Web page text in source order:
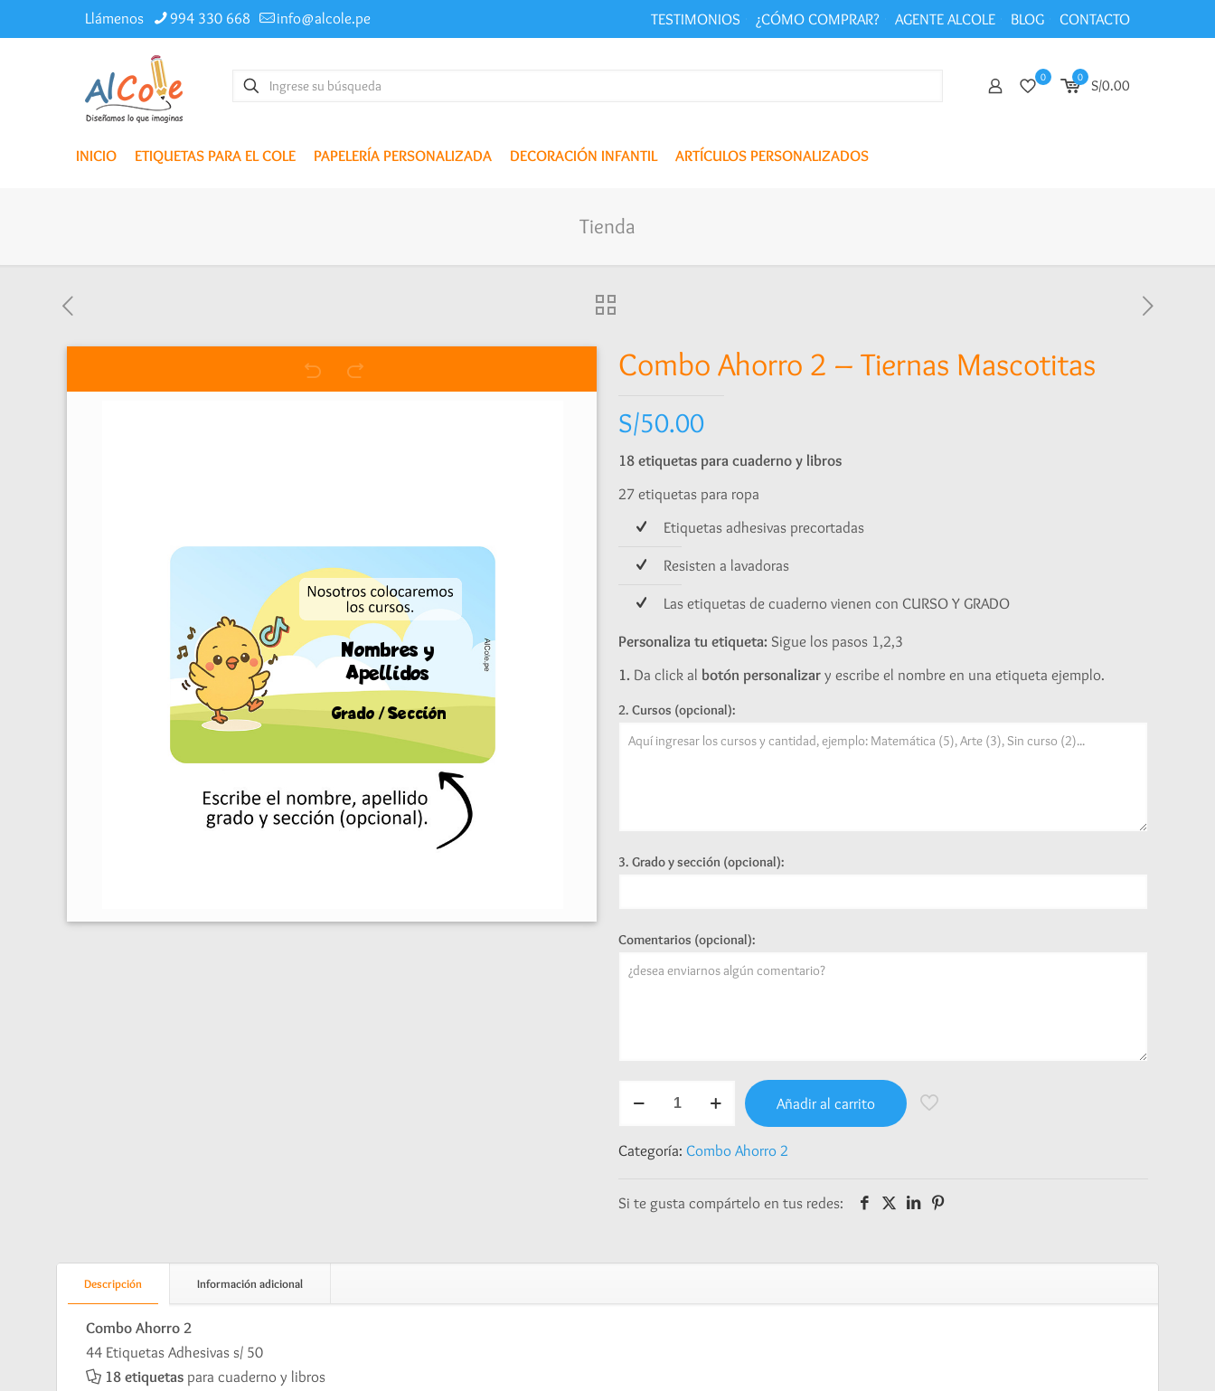
Llámenos 994 330 668 info@alcole.pe TESTIMONIOS ¿CÓMO COMPRAR? AGENTE ALCOLE BLOG CONTACTO
0 0 S/0.00
INICIO ETIQUETAS PARA EL COLE PAPELERÍA PERSONALIZADA DECORACIÓN INFANTIL ARTÍCULOS PERSONALIZADOS
Tienda
Combo Ahorro 2 – Tiernas Mascotitas
S/50.00
18 etiquetas para cuaderno y libros
27 etiquetas para ropa
Etiquetas adhesivas precortadas
Resisten a lavadoras
Las etiquetas de cuaderno vienen con CURSO Y GRADO
Personaliza tu etiqueta: Sigue los pasos 1,2,3
1. Da click al botón personalizar y escribe el nombre en una etiqueta ejemplo.
2. Cursos (opcional):
3. Grado y sección (opcional):
Comentarios (opcional):
Ahorro
-
cantidad
Añadir al carrito
Categoría: Combo Ahorro 2
Si te gusta compártelo en tus redes:
Descripción Información adicional
Combo Ahorro 2
44 Etiquetas Adhesivas s/ 50
18 etiquetaspara cuaderno y libros